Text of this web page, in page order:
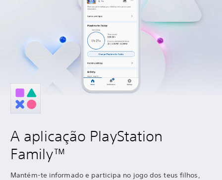
A aplicação PlayStation
Family™
Mantém-te informado e participa no jogo dos teus filhos,